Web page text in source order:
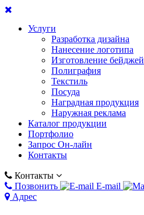
Услуги
Разработка дизайна
Нанесение логотипа
Изготовление бейджей
Полиграфия
Текстиль
Посуда
Наградная продукция
Наружная реклама
Каталог продукции
Портфолио
Запрос Он-лайн
Контакты
Контакты
Позвонить
E-mail
Адрес